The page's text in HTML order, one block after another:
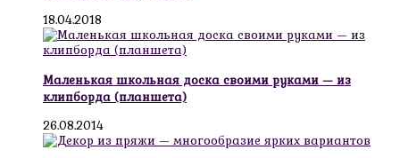
18.04.2018
Маленькая школьная доска своими руками — из
клипборда (планшета)
26.08.2014